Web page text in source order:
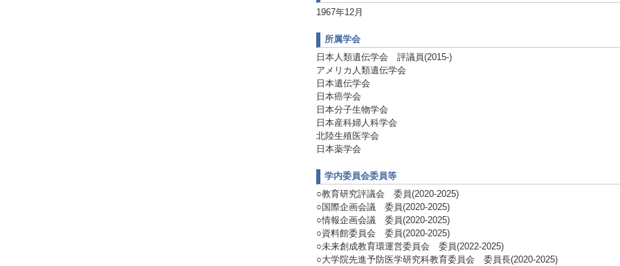
1967年12月
所属学会
日本人類遺伝学会 評議員(2015-)
アメリカ人類遺伝学会
日本遺伝学会
日本癌学会
日本分子生物学会
日本産科婦人科学会
北陸生殖医学会
日本薬学会
学内委員会委員等
○教育研究評議会 委員(2020-2025)
○国際企画会議 委員(2020-2025)
○情報企画会議 委員(2020-2025)
○資料館委員会 委員(2020-2025)
○未来創成教育環運営委員会 委員(2022-2025)
○大学院先進予防医学研究科教育委員会 委員長(2020-2025)